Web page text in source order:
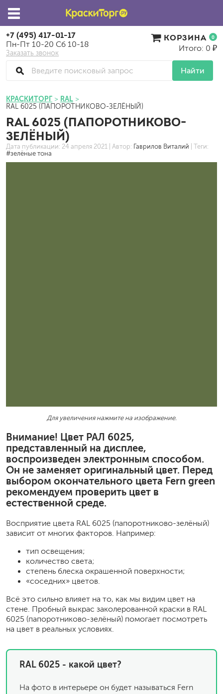
+7 (495) 417-01-17
Пн-Пт 10-20 Сб 10-18
Заказать звонок
Найти
КОРЗИНА 0
Итого: 0 ₽
КРАСКИТОРГ RAL
RAL 6025 (ПАПОРОТНИКОВО-ЗЕЛЁНЫЙ)
RAL 6025 (ПАПОРОТНИКОВО-
ЗЕЛЁНЫЙ)
Дата публикации: 24 апреля 2021 | Автор: Гаврилов Виталий | Теги:
#зелёные тона
Для увеличения нажмите на изображение.
Внимание! Цвет РАЛ 6025,
представленный на дисплее,
воспроизведен электронным способом.
Он не заменяет оригинальный цвет. Перед
выбором окончательного цвета Fern green
рекомендуем проверить цвет в
естественной среде.
Восприятие цвета RAL 6025 (папоротниково-зелёный)
зависит от многих факторов. Например:
тип освещения;
количество света;
степень блеска окрашенной поверхности;
«соседних» цветов.
Всё это сильно влияет на то, как мы видим цвет на
стене. Пробный выкрас заколерованной краски в RAL
6025 (папоротниково-зелёный) помогает посмотреть
на цвет в реальных условиях.
RAL 6025 - какой цвет?
На фото в интерьере он будет называться Fern